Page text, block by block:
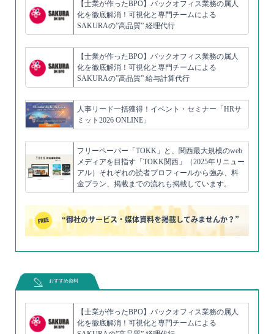
【士業が作ったBPO】バックオフィス業務の属人
化を徹底解消！可視化と専門チームによる
SAKURAの”高品質” 経理代行
【士業が作ったBPO】バックオフィス業務の属人
化を徹底解消！可視化と専門チームによる
SAKURAの”高品質” 給与計算代行
人事リード一括獲得！イベント・セミナー「HRサ
ミット2026 ONLINE」
フリーペーパー「TOKK」と、関西最大規模のweb
メディアを目指す「TOKK関西」（2025年リニュー
アル）それぞれの読者プロフィールから強み、料
金プラン、掲載までの流れも掲載しています。
“御社のサービス・媒体資料を掲載してみませんか？”
おすすめ資料
【士業が作ったBPO】バックオフィス業務の属人
化を徹底解消！可視化と専門チームによる